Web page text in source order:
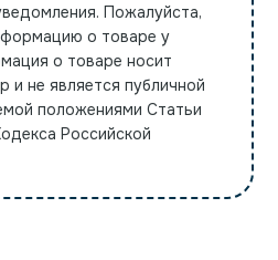
Пожалуйста,
о товаре у
о товаре носит
и не является публичной
положениями Статьи
Российской